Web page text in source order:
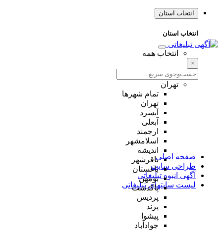
انتخاب استان
انتخاب استان
انتخاب همه
×
تهران
تمام شهر‌ها
تهران
آبسرد
آبعلی
ارجمند
اسلامشهر
اندیشه
باقرشهر
باغستان
بومهن
پاکدشت
پردیس
پرند
پیشوا
جوادآباد
صفحه اصلی
طراحی سایت
آگهی انبوه تبلیغاتی
لیست سایتهای تبلیغاتی